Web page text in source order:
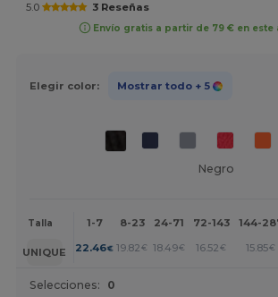
5.0 3 Reseñas
Envío gratis a partir de 79 € en este
Elegir color: Mostrar todo + 5
Negro
Talla 1-7 8-23 24-71 72-143 144-
UNIQUE 22.46€ 19.82 € 18.49€ 16.52 € 15.85€
Selecciones: 0